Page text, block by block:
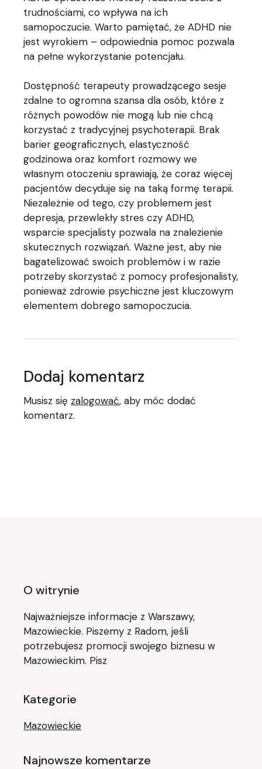
trudnościami, co wpływa na ich
samopoczucie. Warto pamiętać, że ADHD nie
jest wyrokiem – odpowiednia pomoc pozwala
na pełne wykorzystanie potencjału.
Dostępność terapeuty prowadzącego sesje
zdalne to ogromna szansa dla osób, które z
różnych powodów nie mogą lub nie chcą
korzystać z tradycyjnej psychoterapii. Brak
barier geograficznych, elastyczność
godzinowa oraz komfort rozmowy we
własnym otoczeniu sprawiają, że coraz więcej
pacjentów decyduje się na taką formę terapii.
Niezależnie od tego, czy problemem jest
depresja, przewlekły stres czy ADHD,
wsparcie specjalisty pozwala na znalezienie
skutecznych rozwiązań. Ważne jest, aby nie
bagatelizować swoich problemów i w razie
potrzeby skorzystać z pomocy profesjonalisty,
ponieważ zdrowie psychiczne jest kluczowym
elementem dobrego samopoczucia.
Dodaj komentarz
Musisz się zalogować, aby móc dodać
komentarz.
O witrynie
Najważniejsze informacje z Warszawy,
Mazowieckie. Piszemy z Radom, jeśli
potrzebujesz promocji swojego biznesu w
Mazowieckim. Pisz
Kategorie
Mazowieckie
Najnowsze komentarze